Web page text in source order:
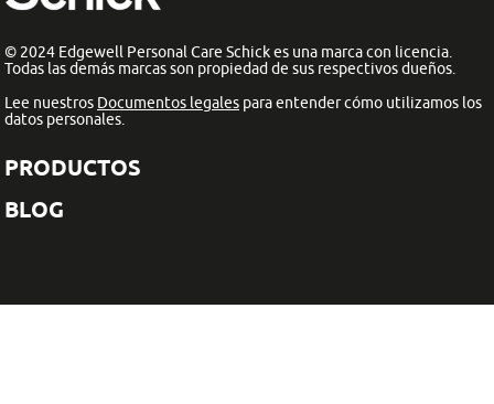
© 2024 Edgewell Personal Care Schick es una marca con licencia.
Todas las demás marcas son propiedad de sus respectivos dueños.
Lee nuestros Documentos legales para entender cómo utilizamos los
datos personales.
PRODUCTOS
BLOG